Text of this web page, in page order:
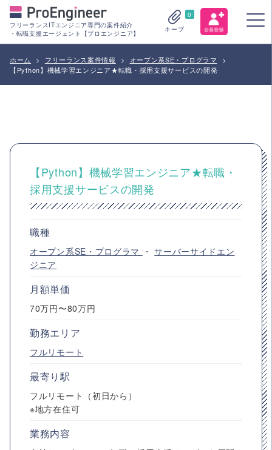
フリーランスITエンジニア専門の案件紹介
・転職支援エージェント【プロエンジニア】
0
キープ
ホーム > フリーランス案件情報 > オープン系SE・プログラマ
>
【Python】機械学習エンジニア★転職・採用支援サービスの開発
【Python】機械学習エンジニア★転職・
採用支援サービスの開発
職種
オープン系SE・プログラマ ・サーバーサイドエン
ジニア
月額単価
70万円〜80万円
勤務エリア
フルリモート
最寄り駅
フルリモート（初日から）
※地方在住可
業務内容